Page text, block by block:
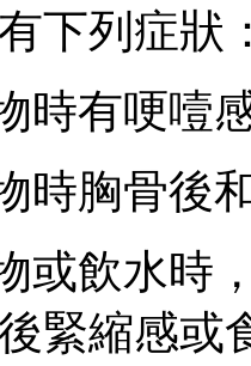
下列症狀
有哽噎
胸骨後
飲水時，
緊縮感或